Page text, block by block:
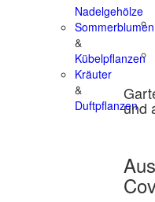
Nadelgehölze
Sommerblumen
&
Kübelpflanzen
Kräuter
&
Duftpflanzen
und